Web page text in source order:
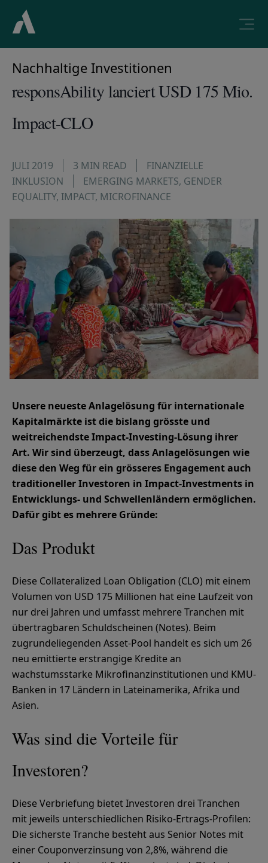
Nachhaltige Investitionen
responsAbility lanciert USD 175 Mio.
Impact-CLO
JULI 2019 3 MIN READ
FINANZIELLE
INKLUSION
EMERGING MARKETS, GENDER
EQUALITY, IMPACT, MICROFINANCE
Unsere neueste Anlagelösung für internationale
Kapitalmärkte ist die bislang grösste und
weitreichendste Impact-Investing-Lösung ihrer
Art. Wir sind überzeugt, dass Anlagelösungen wie
diese den Weg für ein grösseres Engagement auch
traditioneller Investoren in Impact-Investments in
Entwicklungs- und Schwellenländern ermöglichen.
Dafür gibt es mehrere Gründe:
Das Produkt
Diese Collateralized Loan Obligation (CLO) mit einem
Volumen von USD 175 Millionen hat eine Laufzeit von
nur drei Jahren und umfasst mehrere Tranchen mit
übertragbaren Schuldscheinen (Notes). Beim
zugrundeliegenden Asset-Pool handelt es sich um 26
neu emittierte erstrangige Kredite an
wachstumsstarke Mikrofinanzinstitutionen und KMU-
Banken in 17 Ländern in Lateinamerika, Afrika und
Asien.
Was sind die Vorteile für
Investoren?
Diese Verbriefung bietet Investoren drei Tranchen
mit jeweils unterschiedlichen Risiko-Ertrags-Profilen:
Die sicherste Tranche besteht aus Senior Notes mit
einer Couponverzinsung von 2,8%, während die